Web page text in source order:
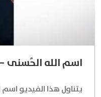
اسم الله الحُسنى
يتناول هذا الفيديو